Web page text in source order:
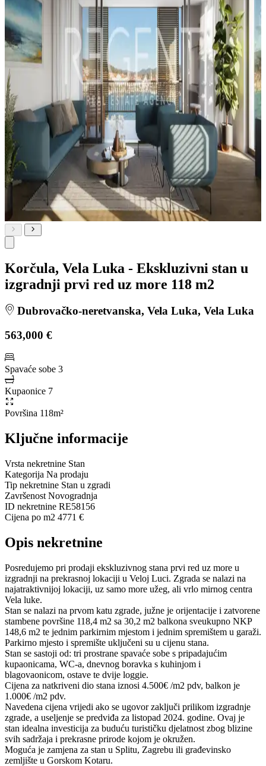
Korčula, Vela Luka - Ekskluzivni stan u
izgradnji prvi red uz more 118 m2
Dubrovačko-neretvanska, Vela Luka, Vela Luka
563,000 €
Spavaće sobe 3
Kupaonice 7
Površina 118m²
Ključne informacije
Vrsta nekretnine Stan
Kategorija Na prodaju
Tip nekretnine Stan u zgradi
Završenost Novogradnja
ID nekretnine RE58156
Cijena po m2 4771 €
Opis nekretnine
Posredujemo pri prodaji ekskluzivnog stana prvi red uz more u
izgradnji na prekrasnoj lokaciji u Veloj Luci. Zgrada se nalazi na
najatraktivnijoj lokaciji, uz samo more užeg, ali vrlo mirnog centra
Vela luke.
Stan se nalazi na prvom katu zgrade, južne je orijentacije i zatvorene
stambene površine 118,4 m2 sa 30,2 m2 balkona sveukupno NKP
148,6 m2 te jednim parkirnim mjestom i jednim spremištem u garaži.
Parkirno mjesto i spremište uključeni su u cijenu stana.
Stan se sastoji od: tri prostrane spavaće sobe s pripadajućim
kupaonicama, WC-a, dnevnog boravka s kuhinjom i
blagovaonicom, ostave te dvije loggie.
Cijena za natkriveni dio stana iznosi 4.500€ /m2 pdv, balkon je
1.000€ /m2 pdv.
Navedena cijena vrijedi ako se ugovor zaključi prilikom izgradnje
zgrade, a useljenje se predviđa za listopad 2024. godine. Ovaj je
stan idealna investicija za buduću turističku djelatnost zbog blizine
svih sadržaja i prekrasne prirode kojom je okružen.
Moguća je zamjena za stan u Splitu, Zagrebu ili građevinsko
zemljište u Gorskom Kotaru.